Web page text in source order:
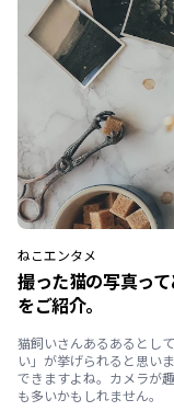
ねこエンタメ
撮った猫の写真っ
をご紹介。
猫飼いさんあるあるとし
い」が挙げられると思い
できますよね。カメラが
も多いかもしれません。